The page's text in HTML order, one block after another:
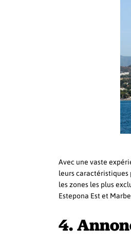
Avec une vaste
leurs caractéristiques
les zones les plus
Estepona Est et
4.